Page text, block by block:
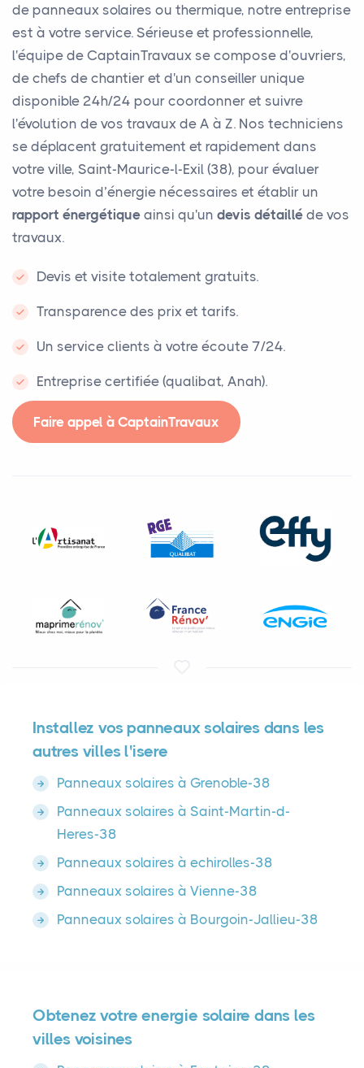
de panneaux solaires ou thermique, notre entreprise
est à votre service. Sérieuse et professionnelle,
l'équipe de CaptainTravaux se compose d'ouvriers,
de chefs de chantier et d'un conseiller unique
disponible 24h/24 pour coordonner et suivre
l'évolution de vos travaux de A à Z. Nos techniciens
se déplacent gratuitement et rapidement dans
votre ville, Saint-Maurice-l-Exil (38), pour évaluer
votre besoin d’énergie nécessaires et établir un
rapport énergétique ainsi qu'un devis détaillé de vos
travaux.
Devis et visite totalement gratuits.
Transparence des prix et tarifs.
Un service clients à votre écoute 7/24.
Entreprise certifiée (qualibat, Anah).
Faire appel à CaptainTravaux
Installez vos panneaux solaires dans les
autres villes l'isere
Panneaux solaires à Grenoble-38
Panneaux solaires à Saint-Martin-d-
Heres-38
Panneaux solaires à echirolles-38
Panneaux solaires à Vienne-38
Panneaux solaires à Bourgoin-Jallieu-38
Obtenez votre energie solaire dans les
villes voisines